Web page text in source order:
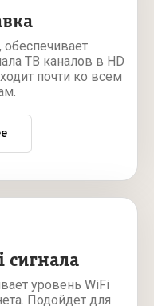
обеспечивает
ТВ каналов в HD
почти ко всем
сигнала
уровень WiFi
Подойдет для